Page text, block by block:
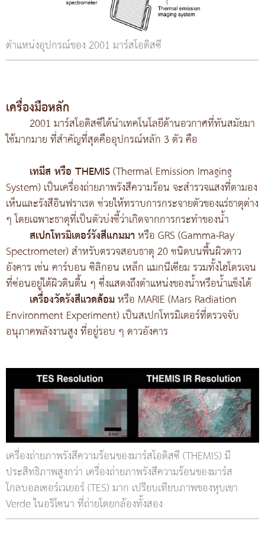
ตำแหน่งอุปกรณ์ของ 2001 มาร์สโอดิสซี
เครื่องมือหลัก
2001 มาร์สโอดิสซีได้นำเทคโนโลยีด้านอวกาศที่ทันสมัยมา
ใช้มากมาย ที่สำคัญที่สุดคืออุปกรณ์หลัก 3 ตัว คือ
เทมีส หรือ THEMIS(Thermal Emission Imaging
System) เป็นเครื่องถ่ายภาพรังสีความร้อน จะสำรวจแสงที่ตามอง
เห็นและรังสีอินฟราเรด ช่วยให้ทราบการกระจายตัวของแร่ธาตุต่าง
ๆ โดยเฉพาะธาตุที่เป็นตัวบ่งชี้ว่าเกิดจากการกระทำของน้ำ
สเปกโทรมิเตอร์รังสีแกมมาหรือ GRS (Gamma-Ray
Spectrometer) สำหรับตรวจสอบธาตุ 20 ชนิดบนพื้นผิวดาว
อังคาร เช่น คาร์บอน ซิลิกอน เหล็ก แมกนีเซียม รวมทั้งไฮโดรเจน
ที่ซ่อนอยู่ใต้ผิวดินตื้น ๆ ซึ่งแสดงถึงตำแหน่งของน้ำหรือน้ำแข็งได้
เครื่องวัดรังสีแวดล้อมหรือ MARIE (Mars Radiation
Environment Experiment) เป็นสเปกโทรมิเตอร์ที่ตรวจจับ
อนุภาคพลังงานสูง ที่อยู่รอบ ๆ ดาวอังคาร
เครื่องถ่ายภาพรังสีความร้อนของมาร์สโอดิสซี (THEMIS) มี
ประสิทธิภาพสูงกว่า เครื่องถ่ายภาพรังสีความร้อนของมาร์ส
โกลบอลเซอร์เวเยอร์ (TES) มาก เปรียบเทียบภาพของหุบเขา
Verde ในอริโซนา ที่ถ่ายโดยกล้องทั้งสอง